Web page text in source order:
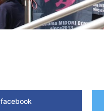
facebook